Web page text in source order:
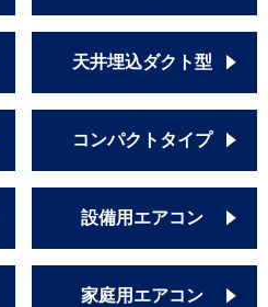
天井埋込ダクト型
コンパクトタイプ
設備用エアコン
家庭用エアコン